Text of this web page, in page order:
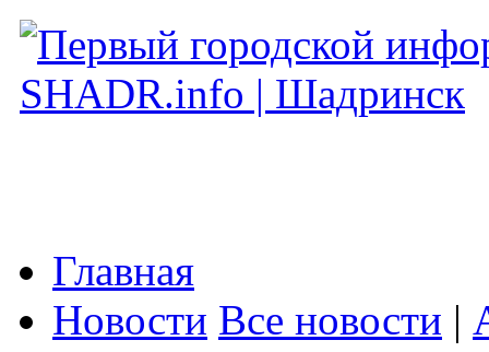
Главная
Новости Все новости |